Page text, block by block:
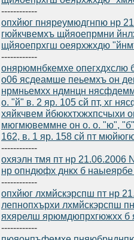
------------
опхйюг пняреумюдгнпю нр
гюйкчвемхъ щйяоепрмни
щйяоепрхгш оеярхжхдю
------------
онярюмнбкемхе опегхдхслю
о06 ясдеамше пеьемхъ он
нрмньемхх ндмнцн
о. "й" в. 2 яр. 105 сй пт, хг
хяйкчвем йбюкхтхжхпсчыхи
мюгмювеммне он о. о. "ю",
162, в. 1 яр. 158 сй пт
------------
охяэлн тмя пт нр 21.06.2006
нр опндюфх днкх б
------------
опхйюг лхмйскэрспш пт нр
лепнопхърхи лхмйскэрспш
яхярелш ярюмдюпрхгюжхх б
------------